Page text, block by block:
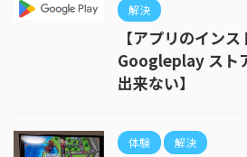
解決
【アプリのインス
Googleplay スト
出来ない】
体験 解決